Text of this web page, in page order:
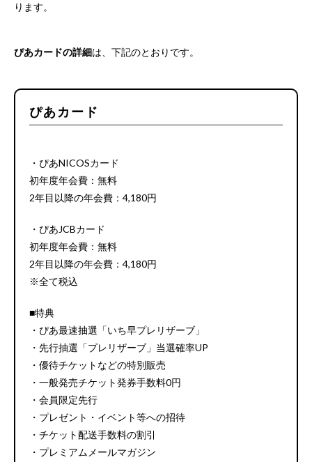
ります。
ぴあカードの詳細は、下記のとおりです。
ぴあカード
・ぴあNICOSカード
初年度年会費：無料
2年目以降の年会費：4,180円
・ぴあJCBカード
初年度年会費：無料
2年目以降の年会費：4,180円
※全て税込
■特典
・ぴあ最速抽選「いち早プレリザーブ」
・先行抽選「プレリザーブ」当選確率UP
・優待チケットなどの特別販売
・一般発売チケット発券手数料0円
・会員限定先行
・プレゼント・イベント等への招待
・チケット配送手数料の割引
・プレミアムメールマガジン